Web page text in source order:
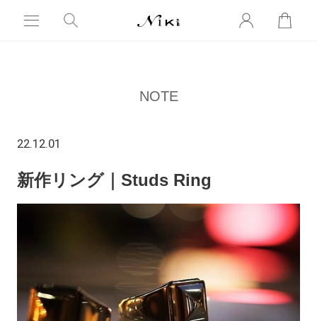
NOTE
22.12.01
新作リング｜Studs Ring